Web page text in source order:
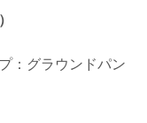
：グラウンドパン